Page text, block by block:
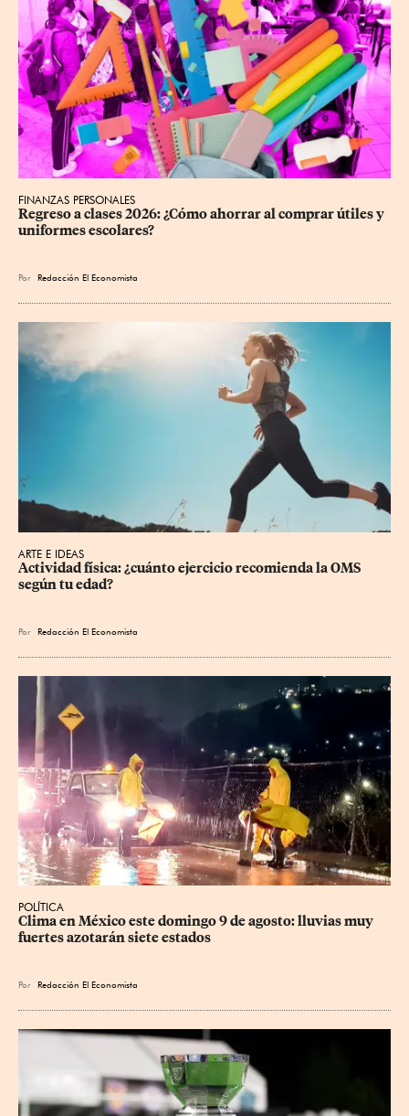
FINANZAS PERSONALES
Regreso a clases 2026: ¿Cómo ahorrar al comprar útiles y
uniformes escolares?
Por Redacción El Economista
ARTE E IDEAS
Actividad física: ¿cuánto ejercicio recomienda la OMS
según tu edad?
Por Redacción El Economista
POLÍTICA
Clima en México este domingo 9 de agosto: lluvias muy
fuertes azotarán siete estados
Por Redacción El Economista